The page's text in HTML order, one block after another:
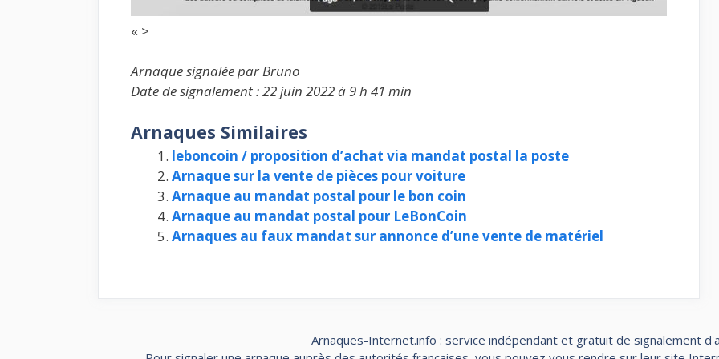
« >
Arnaque signalée par Bruno
Date de signalement : 22 juin 2022 à 9 h 41 min
Arnaques Similaires
leboncoin / proposition d’achat via mandat postal la poste
Arnaque sur la vente de pièces pour voiture
Arnaque au mandat postal pour le bon coin
Arnaque au mandat postal pour LeBonCoin
Arnaques au faux mandat sur annonce d’une vente de matériel
Arnaques-Internet.info : service indépendant et gratuit de signalement